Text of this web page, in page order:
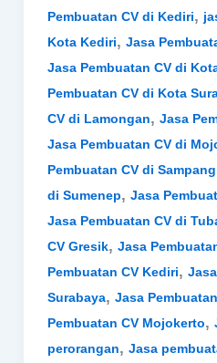
Pembuatan CV di Kediri,
Kota Kediri, Jasa
Jasa Pembuatan CV di
Pembuatan CV di Kota
CV di Lamongan, Jasa
Jasa Pembuatan CV di
Pembuatan CV di Sampang
di Sumenep, Jasa
Jasa Pembuatan CV di
CV Gresik, Jasa
Pembuatan CV Kediri,
Surabaya, Jasa
Pembuatan CV Mojokerto,
perorangan, Jasa